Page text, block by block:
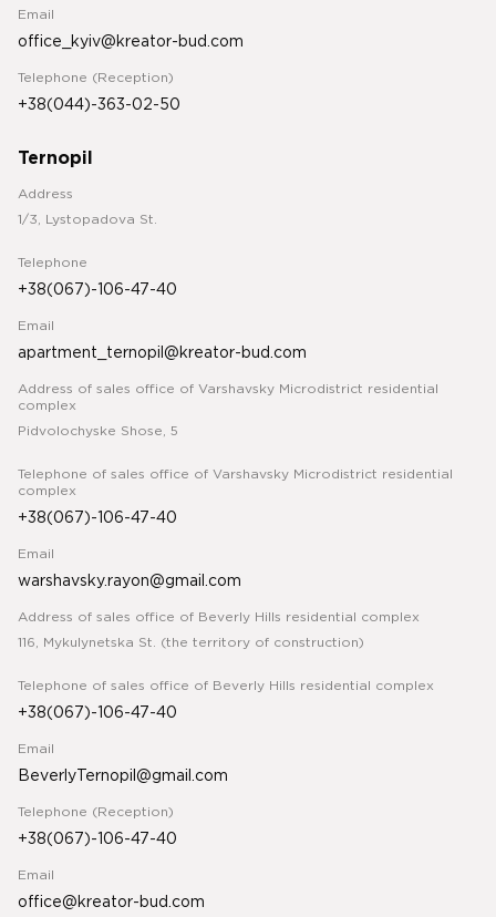
Email
office_kyiv@kreator-bud.com
Telephone (Reception)
+38(044)-363-02-50
Ternopil
Address
1/3, Lystopadova St.
Telephone
+38(067)-106-47-40
Email
apartment_ternopil@kreator-bud.com
Address of sales office of Varshavsky Microdistrict residential
complex
Pidvolochyske Shose, 5
Telephone of sales office of Varshavsky Microdistrict residential
complex
+38(067)-106-47-40
Email
warshavsky.rayon@gmail.com
Address of sales office of Beverly Hills residential complex
116, Mykulynetska St. (the territory of construction)
Telephone of sales office of Beverly Hills residential complex
+38(067)-106-47-40
Email
BeverlyTernopil@gmail.com
Telephone (Reception)
+38(067)-106-47-40
Email
office@kreator-bud.com